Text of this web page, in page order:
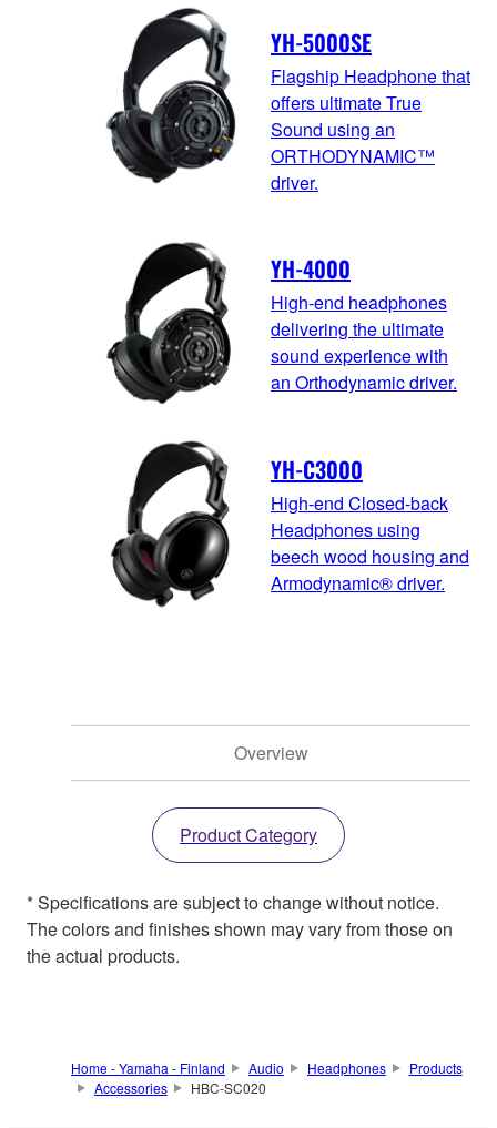
YH-5000SE
Flagship Headphone that
offers ultimate True
Sound using an
ORTHODYNAMIC™
driver.
YH-4000
High-end headphones
delivering the ultimate
sound experience with
an Orthodynamic driver.
YH-C3000
High-end Closed-back
Headphones using
beech wood housing and
Armodynamic® driver.
Overview
Product Category
* Specifications are subject to change without notice.
The colors and finishes shown may vary from those on
the actual products.
Home - Yamaha - Finland Audio Headphones
Products
Accessories
HBC-SC020